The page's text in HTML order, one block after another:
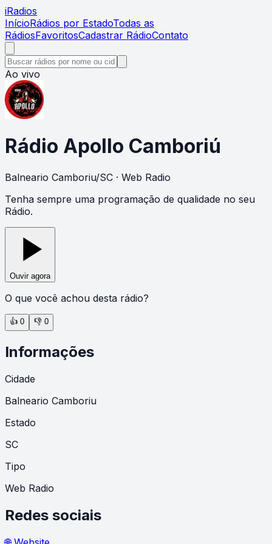
iRadios
InícioRádios por EstadoTodas as
RádiosFavoritosCadastrar RádioContato
Ao vivo
Rádio Apollo Camboriú
Balneario Camboriu/SC · Web Radio
Tenha sempre uma programação de qualidade no seu
Rádio.
Ouvir agora
O que você achou desta rádio?
👍 0 👎 0
Informações
Cidade
Balneario Camboriu
Estado
SC
Tipo
Web Radio
Redes sociais